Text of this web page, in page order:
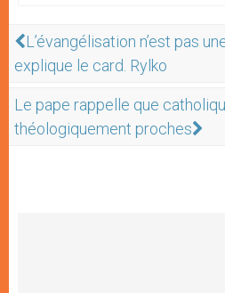
L’évangélisation n’est pas
explique le card. Rylko
Le pape rappelle que
théologiquement proches